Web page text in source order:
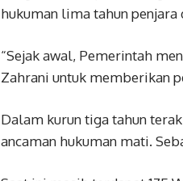
hukuman lima tahun penjara
“Sejak awal, Pemerintah
Zahrani untuk memberikan
Dalam kurun tiga tahun
ancaman hukuman mati.